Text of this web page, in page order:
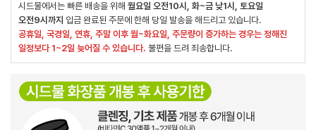
시드물에서는 빠른 배송을 위해 월요일 오전10시, 화~금 낮1시, 토요일
오전9시까지 입금 완료된 주문에 한해 당일 발송을 해드리고 있습니다.
공휴일, 국경일, 연휴, 주말 이후 월~화요일, 주문량이 증가하는 경우는 정해진
일정보다 1~2일 늦어질 수 있습니다. 불편을 드려 죄송합니다.